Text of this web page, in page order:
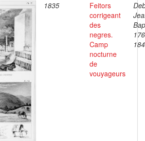
1835
Feitors
corrigeant
des
negres.
Camp
nocturne
de
vouyageurs